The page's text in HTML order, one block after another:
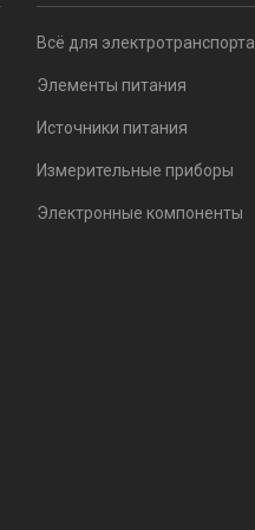
Всё для электротранспорта
Элементы питания
Источники питания
Измерительные приборы
Электронные компоненты